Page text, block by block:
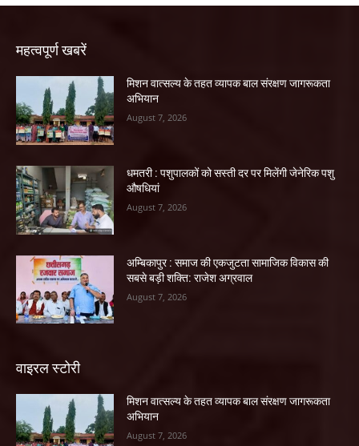
महत्वपूर्ण खबरें
मिशन वात्सल्य के तहत व्यापक बाल संरक्षण जागरूकता
अभियान
August 7, 2026
धमतरी : पशुपालकों को सस्ती दर पर मिलेंगी जेनेरिक पशु
औषधियां
August 7, 2026
अम्बिकापुर : समाज की एकजुटता सामाजिक विकास की
सबसे बड़ी शक्ति: राजेश अग्रवाल
August 7, 2026
वाइरल स्टोरी
मिशन वात्सल्य के तहत व्यापक बाल संरक्षण जागरूकता
अभियान
August 7, 2026